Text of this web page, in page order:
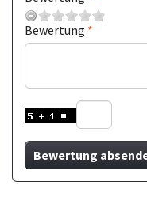
Bewertung
Bewertung